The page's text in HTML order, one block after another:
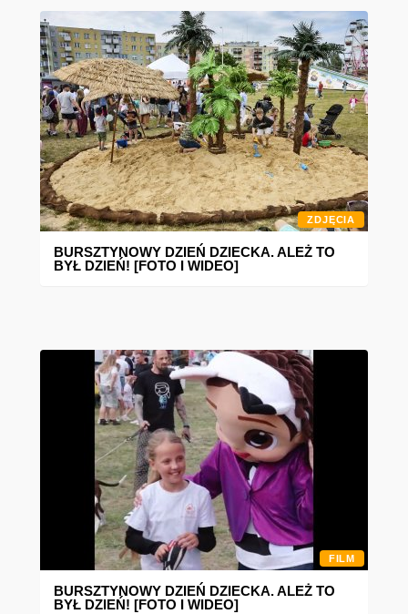
ZDJĘCIA
BURSZTYNOWY DZIEŃ DZIECKA. ALEŻ TO
BYŁ DZIEŃ! [FOTO I WIDEO]
FILM
BURSZTYNOWY DZIEŃ DZIECKA. ALEŻ TO
BYŁ DZIEŃ! [FOTO I WIDEO]